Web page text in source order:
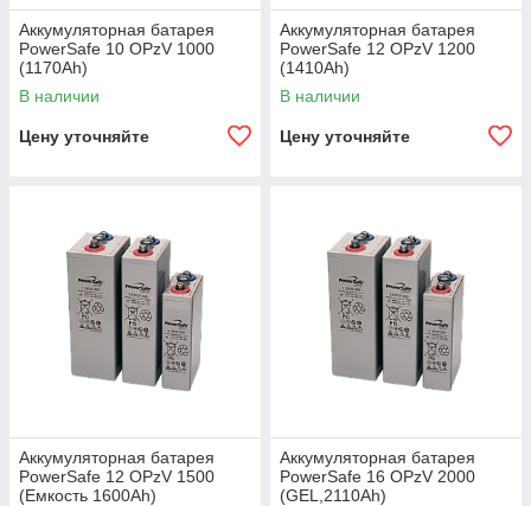
Аккумуляторная батарея
PowerSafe 10 OPzV 1000
(1170Ah)
В наличии
Цену уточняйте
Аккумуляторная батарея
PowerSafe 12 OPzV 1200
(1410Ah)
В наличии
Цену уточняйте
Аккумуляторная батарея
PowerSafe 12 OPzV 1500
(Емкость 1600Ah)
Аккумуляторная батарея
PowerSafe 16 OPzV 2000
(GEL,2110Ah)